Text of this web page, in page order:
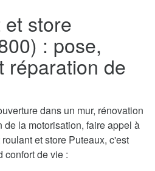
store
: pose,
réparation de
dans un mur, rénovation
la motorisation, faire appel à
et store Puteaux, c'est
confort de vie :